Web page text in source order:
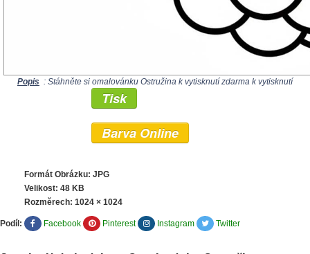
Popis : Stáhněte si omalovánku Ostružina k vytisknutí zdarma k vytisknutí
Tisk
Barva Online
Formát Obrázku: JPG
Velikost: 48 KB
Rozměrech: 1024 × 1024
Podíl: Facebook Pinterest Instagram Twitter